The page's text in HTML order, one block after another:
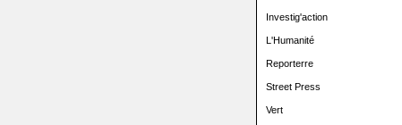
Investig'action
L'Humanité
Reporterre
Street Press
Vert